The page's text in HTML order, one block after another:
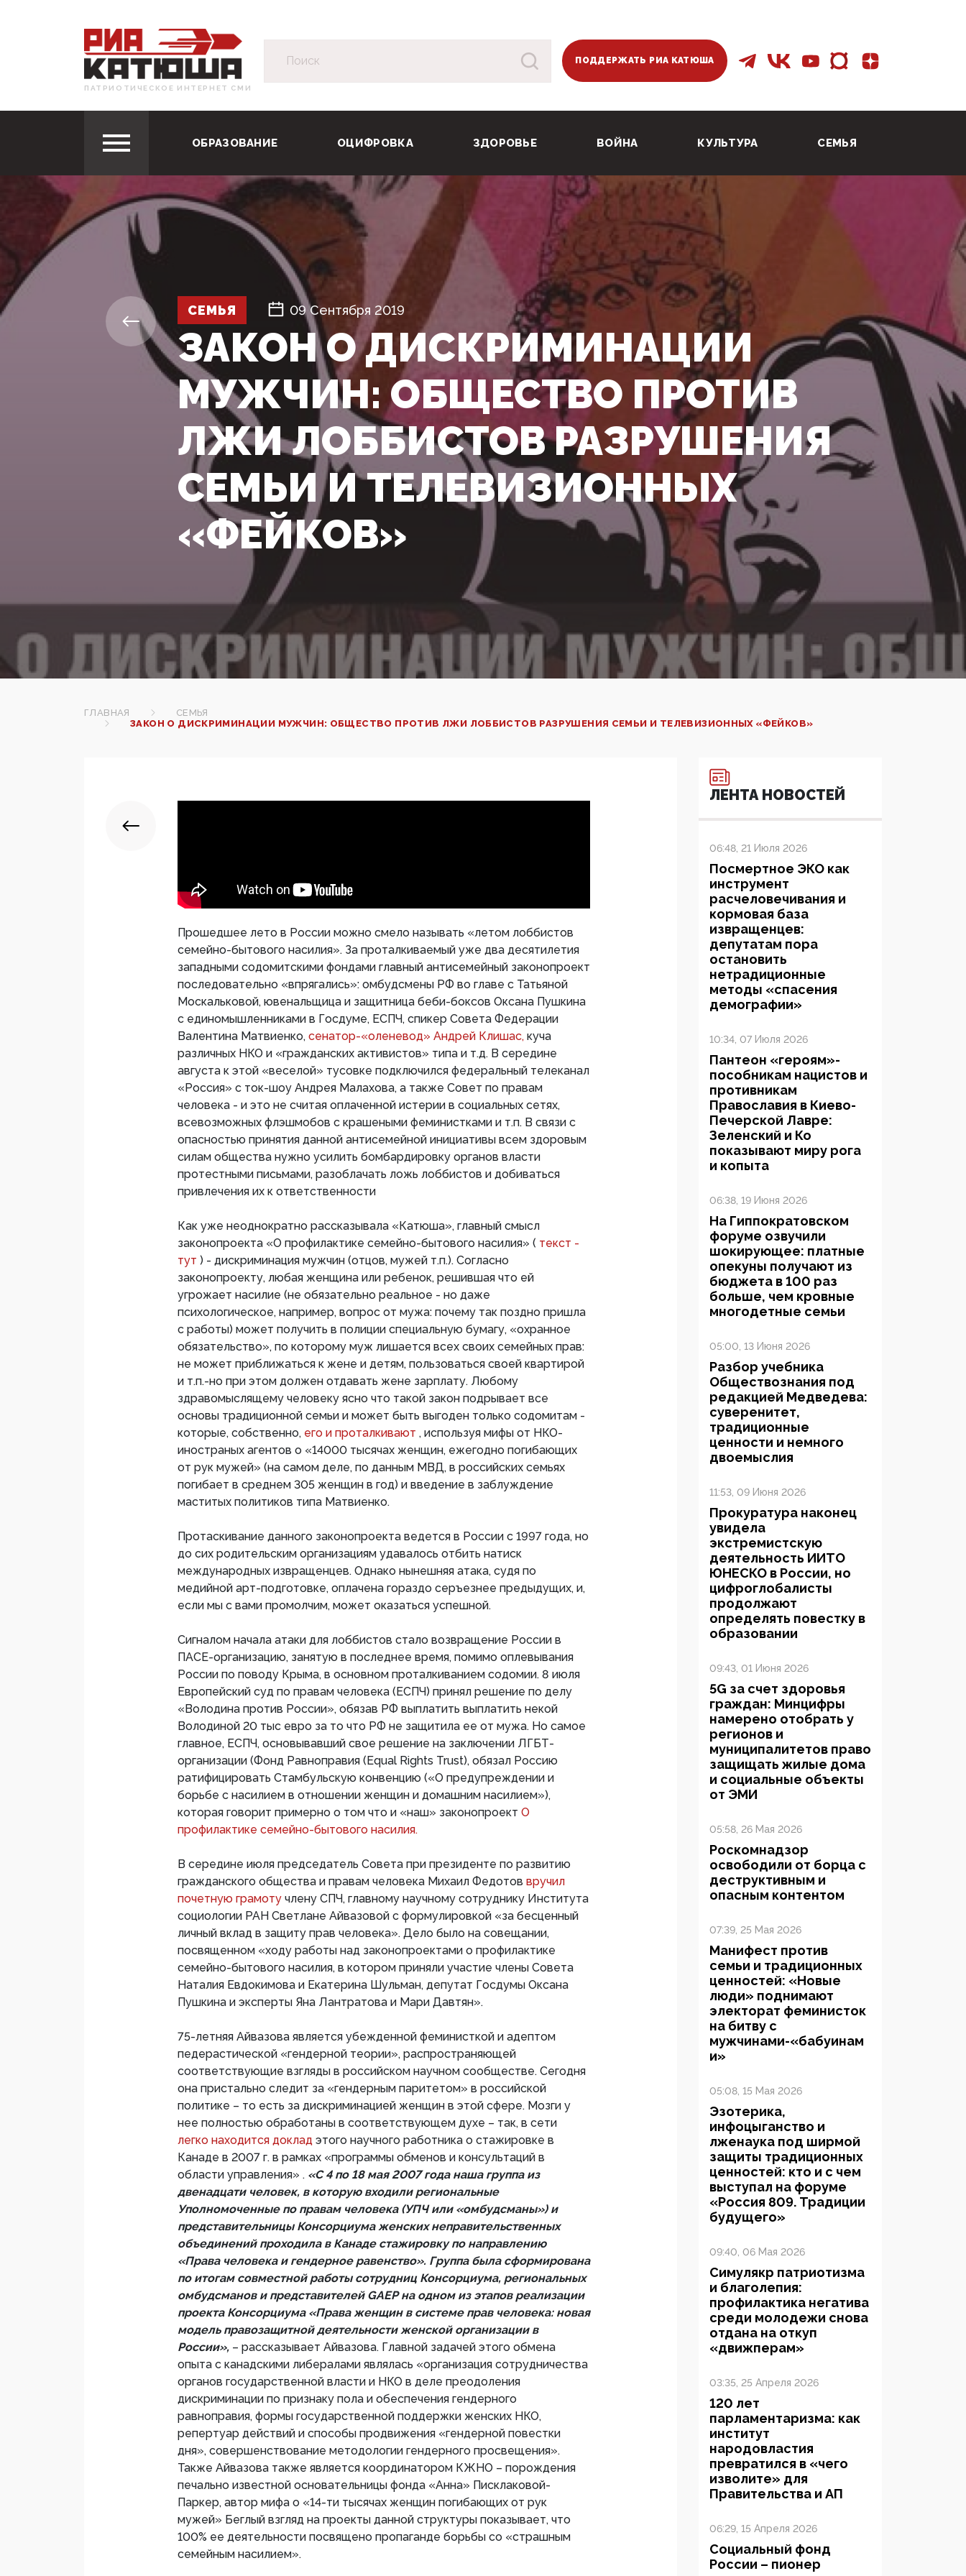
ПАТРИОТИЧЕСКОЕ ИНТЕРНЕТ СМИ
ПОДДЕРЖАТЬ РИА КАТЮША
ОБРАЗОВАНИЕ ОЦИФРОВКА ЗДОРОВЬЕ ВОЙНА КУЛЬТУРА СЕМЬЯ
СЕМЬЯ 09 Сентября 2019
ЗАКОН О ДИСКРИМИНАЦИИ
МУЖЧИН: ОБЩЕСТВО ПРОТИВ
ЛЖИ ЛОББИСТОВ РАЗРУШЕНИЯ
СЕМЬИ И ТЕЛЕВИЗИОННЫХ
«ФЕЙКОВ»
ГЛАВНАЯ
СЕМЬЯ
ЗАКОН О ДИСКРИМИНАЦИИ МУЖЧИН: ОБЩЕСТВО ПРОТИВ ЛЖИ ЛОББИСТОВ РАЗРУШЕНИЯ СЕМЬИ И ТЕЛЕВИЗИОННЫХ «ФЕЙКОВ»
Прошедшее лето в России можно смело называть «летом лоббистов
семейно-бытового насилия». За проталкиваемый уже два десятилетия
западными содомитскими фондами главный антисемейный законопроект
последовательно «впрягались»: омбудсмены РФ во главе с Татьяной
Москальковой, ювенальщица и защитница беби-боксов Оксана Пушкина
с единомышленниками в Госдуме, ЕСПЧ, спикер Совета Федерации
Валентина Матвиенко, сенатор-«оленевод» Андрей Клишас, куча
различных НКО и «гражданских активистов» типа и т.д. В середине
августа к этой «веселой» тусовке подключился федеральный телеканал
«Россия» с ток-шоу Андрея Малахова, а также Совет по правам
человека - и это не считая оплаченной истерии в социальных сетях,
всевозможных флэшмобов с крашеными феминистками и т.п. В связи с
опасностью принятия данной антисемейной инициативы всем здоровым
силам общества нужно усилить бомбардировку органов власти
протестными письмами, разоблачать ложь лоббистов и добиваться
привлечения их к ответственности
Как уже неоднократно рассказывала «Катюша», главный смысл
законопроекта «О профилактике семейно-бытового насилия» ( текст -
тут ) - дискриминация мужчин (отцов, мужей т.п.). Согласно
законопроекту, любая женщина или ребенок, решившая что ей
угрожает насилие (не обязательно реальное - но даже
психологическое, например, вопрос от мужа: почему так поздно пришла
с работы) может получить в полиции специальную бумагу, «охранное
обязательство», по которому муж лишается всех своих семейных прав:
не может приближаться к жене и детям, пользоваться своей квартирой
и т.п.-но при этом должен отдавать жене зарплату. Любому
здравомыслящему человеку ясно что такой закон подрывает все
основы традиционной семьи и может быть выгоден только содомитам -
которые, собственно, его и проталкивают , используя мифы от НКО-
иностраных агентов о «14000 тысячах женщин, ежегодно погибающих
от рук мужей» (на самом деле, по данным МВД, в российских семьях
погибает в среднем 305 женщин в год) и введение в заблуждение
маститых политиков типа Матвиенко.
Протаскивание данного законопроекта ведется в России с 1997 года, но
до сих родительским организациям удавалось отбить натиск
международных извращенцев. Однако нынешняя атака, судя по
медийной арт-подготовке, оплачена гораздо серъезнее предыдущих, и,
если мы с вами промолчим, может оказаться успешной.
Сигналом начала атаки для лоббистов стало возвращение России в
ПАСЕ-организацию, занятую в последнее время, помимо оплевывания
России по поводу Крыма, в основном проталкиванием содомии. 8 июля
Европейский суд по правам человека (ЕСПЧ) принял решение по делу
«Володина против России», обязав РФ выплатить выплатить некой
Володиной 20 тыс евро за то что РФ не защитила ее от мужа. Но самое
главное, ЕСПЧ, основывавший свое решение на заключении ЛГБТ-
организации (Фонд Равноправия (Equal Rights Trust), обязал Россию
ратифицировать Стамбульскую конвенцию («О предупреждении и
борьбе с насилием в отношении женщин и домашним насилием»),
которая говорит примерно о том что и «наш» законопроект О
профилактике семейно-бытового насилия.
В середине июля председатель Совета при президенте по развитию
гражданского общества и правам человека Михаил Федотов вручил
почетную грамоту члену СПЧ, главному научному сотруднику Института
социологии РАН Светлане Айвазовой с формулировкой «за бесценный
личный вклад в защиту прав человека». Дело было на совещании,
посвященном «ходу работы над законопроектами о профилактике
семейно-бытового насилия, в котором приняли участие члены Совета
Наталия Евдокимова и Екатерина Шульман, депутат Госдумы Оксана
Пушкина и эксперты Яна Лантратова и Мари Давтян».
75-летняя Айвазова является убежденной феминисткой и адептом
педерастической «гендерной теории», распространяющей
соответствующие взгляды в российском научном сообществе. Сегодня
она пристально следит за «гендерным паритетом» в российской
политике – то есть за дискриминацией женщин в этой сфере. Мозги у
нее полностью обработаны в соответствующем духе – так, в сети
легко находится доклад этого научного работника о стажировке в
Канаде в 2007 г. в рамках «программы обменов и консультаций в
области управления» . «С 4 по 18 мая 2007 года наша группа из
двенадцати человек, в которую входили региональные
Уполномоченные по правам человека (УПЧ или «омбудсманы») и
представительницы Консорциума женских неправительственных
объединений проходила в Канаде стажировку по направлению
«Права человека и гендерное равенство». Группа была сформирована
по итогам совместной работы сотрудниц Консорциума, региональных
омбудсманов и представителей GAEP на одном из этапов реализации
проекта Консорциума «Права женщин в системе прав человека: новая
модель правозащитной деятельности женской организации в
России», – рассказывает Айвазова. Главной задачей этого обмена
опыта с канадскими либералами являлась «организация сотрудничества
органов государственной власти и НКО в деле преодоления
дискриминации по признаку пола и обеспечения гендерного
равноправия, формы государственной поддержки женских НКО,
репертуар действий и способы продвижения «гендерной повестки
дня», совершенствование методологии гендерного просвещения».
Также Айвазова также является координатором КЖНО – порождения
печально известной основательницы фонда «Анна» Писклаковой-
Паркер, автор мифа о «14-ти тысячах женщин погибающих от рук
мужей» Беглый взгляд на проекты данной структуры показывает, что
100% ее деятельности посвящено пропаганде борьбы со «страшным
семейным насилием».
ЛЕНТА НОВОСТЕЙ
06:48, 21 Июля 2026
Посмертное ЭКО как
инструмент
расчеловечивания и
кормовая база
извращенцев:
депутатам пора
остановить
нетрадиционные
методы «спасения
демографии»
10:34, 07 Июля 2026
Пантеон «героям»-
пособникам нацистов и
противникам
Православия в Киево-
Печерской Лавре:
Зеленский и Ко
показывают миру рога
и копыта
06:38, 19 Июня 2026
На Гиппократовском
форуме озвучили
шокирующее: платные
опекуны получают из
бюджета в 100 раз
больше, чем кровные
многодетные семьи
05:00, 13 Июня 2026
Разбор учебника
Обществознания под
редакцией Медведева:
суверенитет,
традиционные
ценности и немного
двоемыслия
11:53, 09 Июня 2026
Прокуратура наконец
увидела
экстремистскую
деятельность ИИТО
ЮНЕСКО в России, но
цифроглобалисты
продолжают
определять повестку в
образовании
09:43, 01 Июня 2026
5G за счет здоровья
граждан: Минцифры
намерено отобрать у
регионов и
муниципалитетов право
защищать жилые дома
и социальные объекты
от ЭМИ
05:58, 26 Мая 2026
Роскомнадзор
освободили от борца с
деструктивным и
опасным контентом
07:39, 25 Мая 2026
Манифест против
семьи и традиционных
ценностей: «Новые
люди» поднимают
электорат феминисток
на битву с
мужчинами-«бабуинам
и»
05:08, 15 Мая 2026
Эзотерика,
инфоцыганство и
лженаука под ширмой
защиты традиционных
ценностей: кто и с чем
выступал на форуме
«Россия 809. Традиции
будущего»
09:40, 06 Мая 2026
Симулякр патриотизма
и благолепия:
профилактика негатива
среди молодежи снова
отдана на откуп
«движперам»
03:35, 25 Апреля 2026
120 лет
парламентаризма: как
институт
народовластия
превратился в «чего
изволите» для
Правительства и АП
06:29, 15 Апреля 2026
Социальный фонд
России – пионер